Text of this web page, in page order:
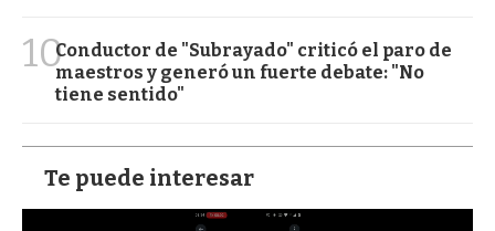
10Conductor de "Subrayado" criticó el paro de
maestros y generó un fuerte debate: "No
tiene sentido"
Te puede interesar